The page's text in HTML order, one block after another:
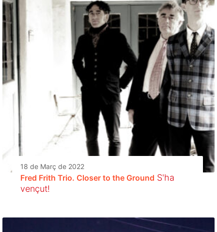
18 de Març de 2022
Fred Frith Trio. Closer to the Ground S'ha
vençut!